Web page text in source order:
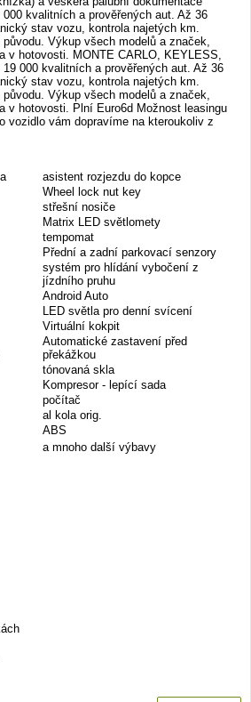
kvalitních a prověřených aut. Až 36
stav vozu, kontrola najetých km.
Výkup všech modelů a značek,
v hotovosti. MONTE CARLO, KEYLESS,
000 kvalitních a prověřených aut. Až 36
stav vozu, kontrola najetých km.
Výkup všech modelů a značek,
v hotovosti. Plní Euro6d Možnost leasingu
vozidlo vám dopravíme na kteroukoliv z
asistent rozjezdu do kopce
Wheel lock nut key
střešní nosiče
Matrix LED světlomety
tempomat
Přední a zadní parkovací senzory
systém pro hlídání vybočení z
jízdního pruhu
Android Auto
LED světla pro denní svícení
Virtuální kokpit
Automatické zastavení před
překážkou
tónovaná skla
Kompresor - lepící sada
počítač
al kola orig.
ABS
a mnoho další výbavy